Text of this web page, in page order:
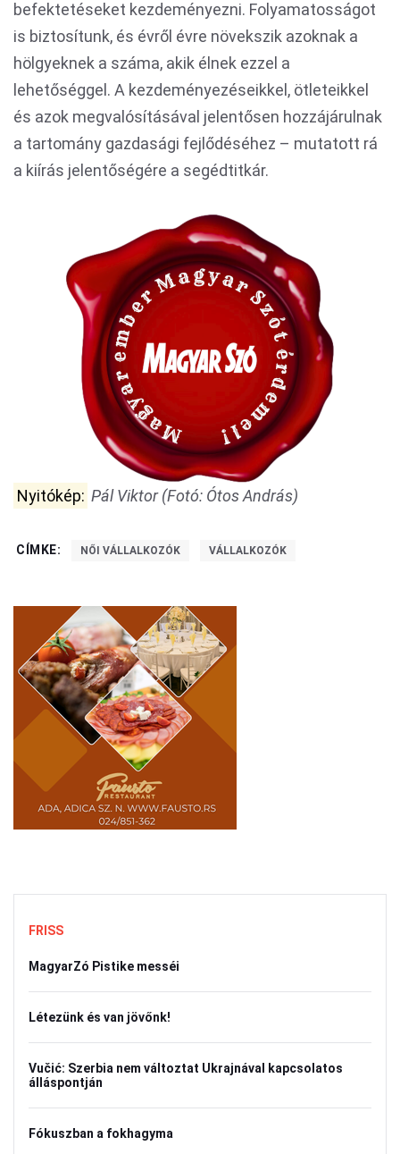
befektetéseket kezdeményezni. Folyamatosságot
is biztosítunk, és évről évre növekszik azoknak a
hölgyeknek a száma, akik élnek ezzel a
lehetőséggel. A kezdeményezéseikkel, ötleteikkel
és azok megvalósításával jelentősen hozzájárulnak
a tartomány gazdasági fejlődéséhez – mutatott rá
a kiírás jelentőségére a segédtitkár.
Nyitókép: Pál Viktor (Fotó: Ótos András)
CÍMKE: NŐI VÁLLALKOZÓK VÁLLALKOZÓK
FRISS
MagyarZó Pistike messéi
Létezünk és van jövőnk!
Vučić: Szerbia nem változtat Ukrajnával kapcsolatos
álláspontján
Fókuszban a fokhagyma